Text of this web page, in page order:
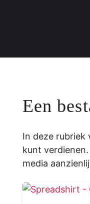
Een
In deze rubriek
kunt
media